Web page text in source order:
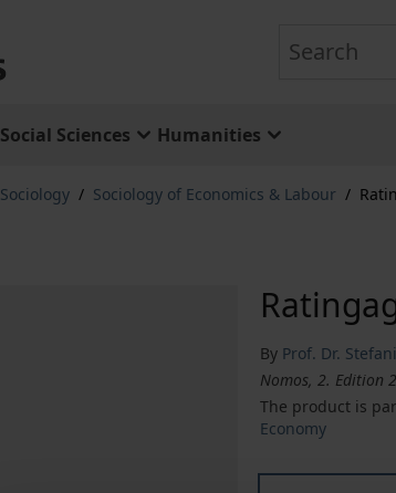
Social Sciences Humanities
Sociology / Sociology of Economics & Labour /
By Prof. Dr.
Nomos, 2. Edition
The product is
Economy